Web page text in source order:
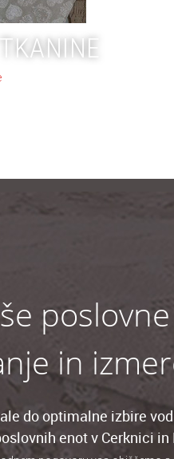
in
do optimalne izbire
enot v Cerknici